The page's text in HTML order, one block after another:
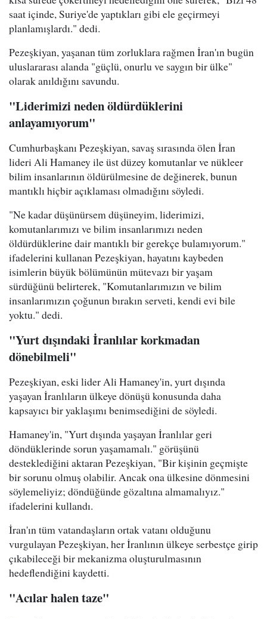
saat içinde, Suriye'de yaptıkları gibi ele geçirmeyi
planlamışlardı." dedi.
Pezeşkiyan, yaşanan tüm zorluklara rağmen İran'ın bugün
uluslararası alanda "güçlü, onurlu ve saygın bir ülke"
olarak anıldığını savundu.
"Liderimizi neden öldürdüklerini
anlayamıyorum"
Cumhurbaşkanı Pezeşkiyan, savaş sırasında ölen İran
lideri Ali Hamaney ile üst düzey komutanlar ve nükleer
bilim insanlarının öldürülmesine de değinerek, bunun
mantıklı hiçbir açıklaması olmadığını söyledi.
"Ne kadar düşünürsem düşüneyim, liderimizi,
komutanlarımızı ve bilim insanlarımızı neden
öldürdüklerine dair mantıklı bir gerekçe bulamıyorum."
ifadelerini kullanan Pezeşkiyan, hayatını kaybeden
isimlerin büyük bölümünün mütevazı bir yaşam
sürdüğünü belirterek, "Komutanlarımızın ve bilim
insanlarımızın çoğunun bırakın serveti, kendi evi bile
yoktu." dedi.
"Yurt dışındaki İranlılar korkmadan
dönebilmeli"
Pezeşkiyan, eski lider Ali Hamaney'in, yurt dışında
yaşayan İranlıların ülkeye dönüşü konusunda daha
kapsayıcı bir yaklaşımı benimsediğini de söyledi.
Hamaney'in, "Yurt dışında yaşayan İranlılar geri
döndüklerinde sorun yaşamamalı." görüşünü
desteklediğini aktaran Pezeşkiyan, "Bir kişinin geçmişte
bir sorunu olmuş olabilir. Ancak ona ülkesine dönmesini
söylemeliyiz; döndüğünde gözaltına almamalıyız."
ifadelerini kullandı.
İran'ın tüm vatandaşların ortak vatanı olduğunu
vurgulayan Pezeşkiyan, her İranlının ülkeye serbestçe girip
çıkabileceği bir mekanizma oluşturulmasının
hedeflendiğini kaydetti.
"Acılar halen taze"